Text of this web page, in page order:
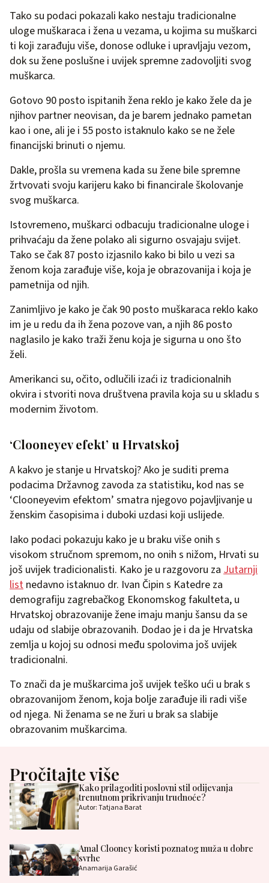
Tako su podaci pokazali kako nestaju tradicionalne
uloge muškaraca i žena u vezama, u kojima su muškarci
ti koji zarađuju više, donose odluke i upravljaju vezom,
dok su žene poslušne i uvijek spremne zadovoljiti svog
muškarca.
Gotovo 90 posto ispitanih žena reklo je kako žele da je
njihov partner neovisan, da je barem jednako pametan
kao i one, ali je i 55 posto istaknulo kako se ne žele
financijski brinuti o njemu.
Dakle, prošla su vremena kada su žene bile spremne
žrtvovati svoju karijeru kako bi financirale školovanje
svog muškarca.
Istovremeno, muškarci odbacuju tradicionalne uloge i
prihvaćaju da žene polako ali sigurno osvajaju svijet.
Tako se čak 87 posto izjasnilo kako bi bilo u vezi sa
ženom koja zarađuje više, koja je obrazovanija i koja je
pametnija od njih.
Zanimljivo je kako je čak 90 posto muškaraca reklo kako
im je u redu da ih žena pozove van, a njih 86 posto
naglasilo je kako traži ženu koja je sigurna u ono što
želi.
Amerikanci su, očito, odlučili izaći iz tradicionalnih
okvira i stvoriti nova društvena pravila koja su u skladu s
modernim životom.
‘Clooneyev efekt’ u Hrvatskoj
A kakvo je stanje u Hrvatskoj? Ako je suditi prema
podacima Državnog zavoda za statistiku, kod nas se
‘Clooneyevim efektom’ smatra njegovo pojavljivanje u
ženskim časopisima i duboki uzdasi koji uslijede.
Iako podaci pokazuju kako je u braku više onih s
visokom stručnom spremom, no onih s nižom, Hrvati su
još uvijek tradicionalisti. Kako je u razgovoru za Jutarnji
list nedavno istaknuo dr. Ivan Čipin s Katedre za
demografiju zagrebačkog Ekonomskog fakulteta, u
Hrvatskoj obrazovanije žene imaju manju šansu da se
udaju od slabije obrazovanih. Dodao je i da je Hrvatska
zemlja u kojoj su odnosi među spolovima još uvijek
tradicionalni.
To znači da je muškarcima još uvijek teško ući u brak s
obrazovanijom ženom, koja bolje zarađuje ili radi više
od njega. Ni ženama se ne žuri u brak sa slabije
obrazovanim muškarcima.
Pročitajte više
Kako prilagoditi poslovni stil odijevanja
trenutnom prikrivanju trudnoće?
Autor: Tatjana Barat
Amal Clooney koristi poznatog muža u dobre
svrhe
Anamarija Garašić